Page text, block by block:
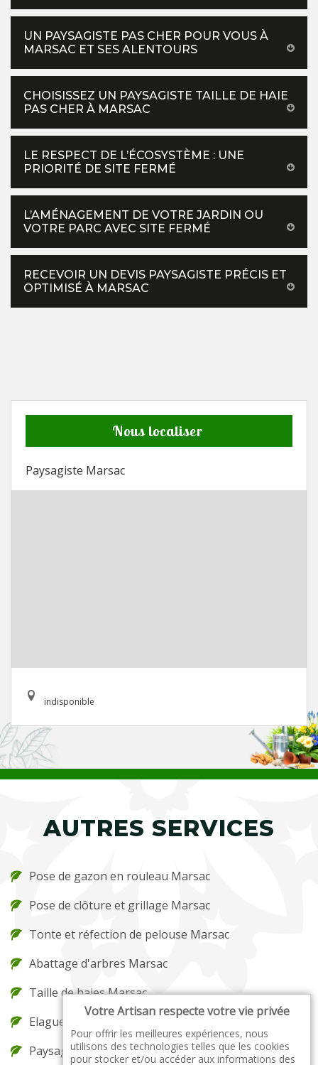
UN PAYSAGISTE PAS CHER POUR VOUS À
MARSAC ET SES ALENTOURS
CHOISISSEZ UN PAYSAGISTE TAILLE DE HAIE
PAS CHER À MARSAC
LE RESPECT DE L’ÉCOSYSTÈME : UNE
PRIORITÉ DE SITE FERMÉ
L’AMÉNAGEMENT DE VOTRE JARDIN OU
VOTRE PARC AVEC SITE FERMÉ
RECEVOIR UN DEVIS PAYSAGISTE PRÉCIS ET
OPTIMISÉ À MARSAC
Nous localiser
Paysagiste Marsac
indisponible
AUTRES SERVICES
Pose de gazon en rouleau Marsac
Pose de clôture et grillage Marsac
Tonte et réfection de pelouse Marsac
Abattage d'arbres Marsac
Taille de haies Marsac
Elagueur Marsac
Paysagiste Marsac
Votre Artisan respecte votre vie privée
Pour offrir les meilleures expériences, nous
utilisons des technologies telles que les cookies
pour stocker et/ou accéder aux informations des